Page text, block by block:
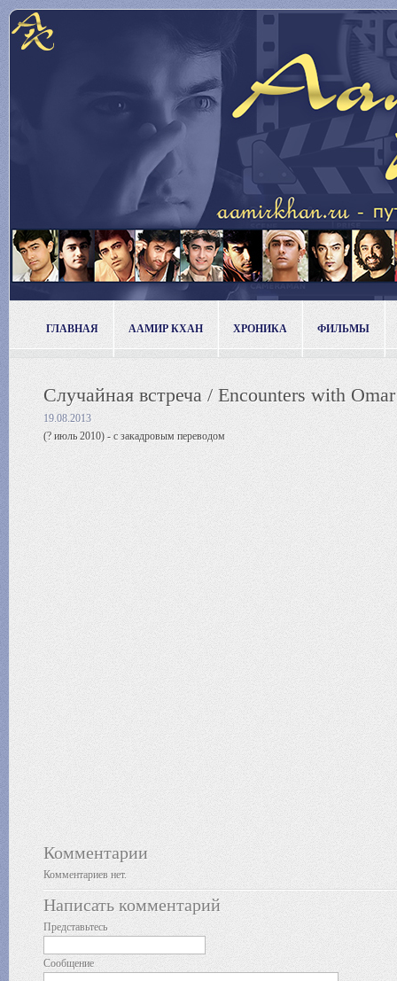
ГЛАВНАЯ ААМИР КХАН ХРОНИКА ФИЛЬМЫ
Случайная встреча / Encounters with
19.08.2013
(? июль 2010) - с закадровым переводом
Комментарии
Комментариев нет.
Написать комментарий
Представьтесь
Сообщение